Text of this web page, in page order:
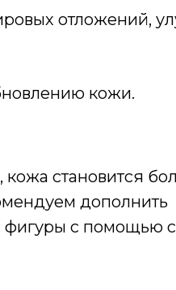
отложений,
становится
дополнить
фигуры с помощью
кожи.